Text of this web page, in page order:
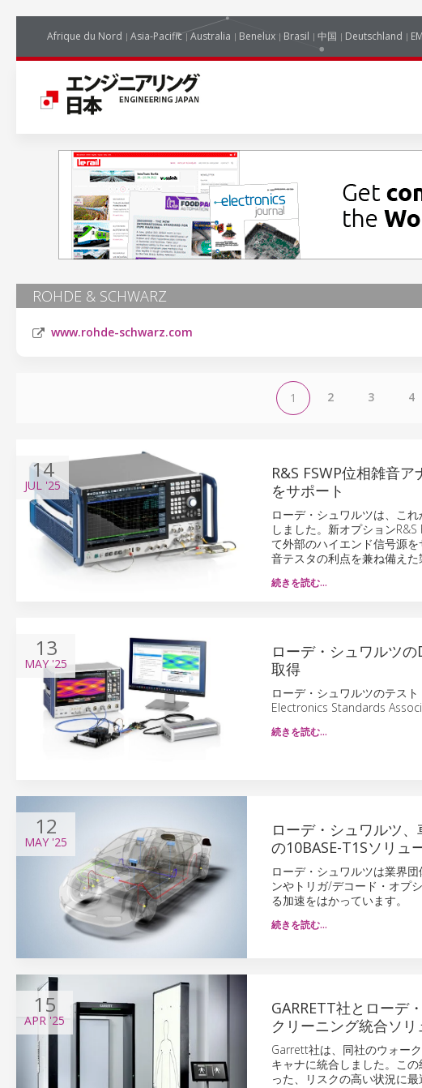
Afrique du Nord Asia-Pacific Australia Benelux Brasil 中国 Deutschland
ROHDE & SCHWARZ
www.rohde-schwarz.com
1 2 3 4
14
JUL '25
R&S FSWP位相雑音
をサポート
ローデ・シュワルツは、こ
しました。新オプション
て外部のハイエンド信号源
音テスタの利点を兼ね備えた
続きを読む…
13
MAY '25
ローデ・シュワルツの
取得
ローデ・シュワルツのテス
Electronics Standards
続きを読む…
12
MAY '25
ローデ・シュワルツ、
の10BASE-T1Sソリュ
ローデ・シュワルツは業界
ンやトリガ/デコード・オプ
る加速をはかっています。
続きを読む…
15
APR '25
GARRETT社とローデ
クリーニング統合ソ
Garrett社は、同社のウォー
キャナに統合しました。こ
った、リスクの高い状況に最